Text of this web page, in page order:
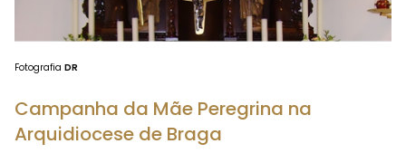
Fotografia DR
Campanha da Mãe Peregrina na
Arquidiocese de Braga